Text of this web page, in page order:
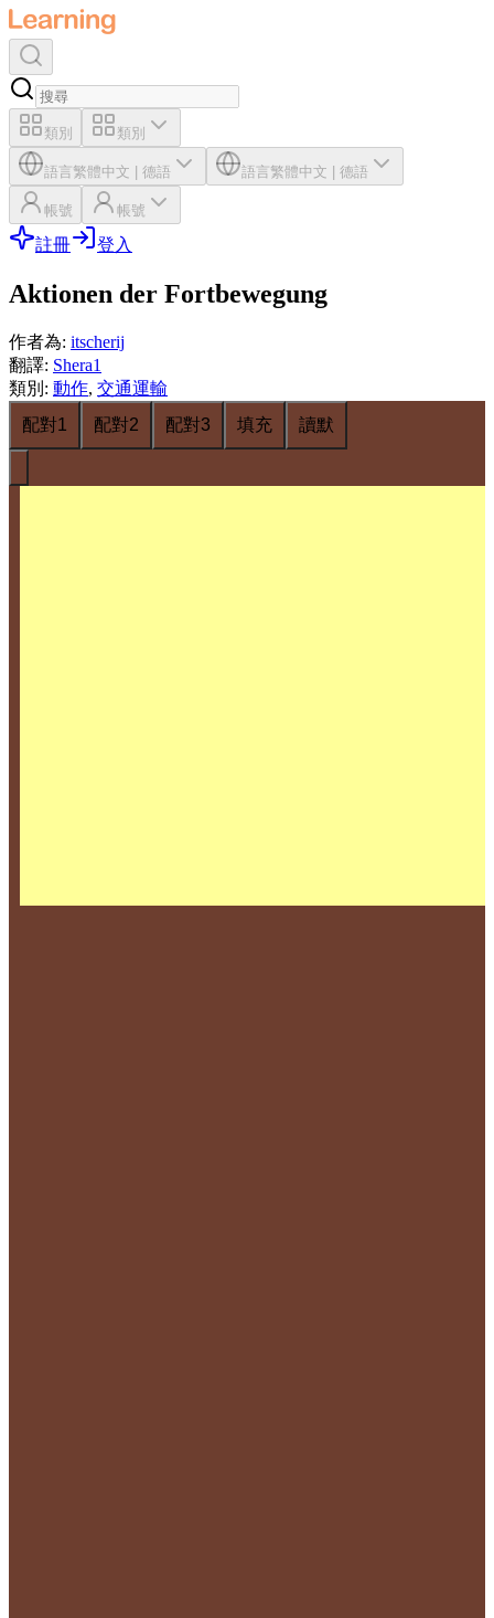
類別 類別
語言繁體中文 德語 語言繁體中文 德語
帳號 帳號
註冊 登入
Aktionen der Fortbewegung
作者為: itscherij
翻譯: Shera1
類別 : 動作, 交通運輸
配對1
配對2 配對3 填充 讀默